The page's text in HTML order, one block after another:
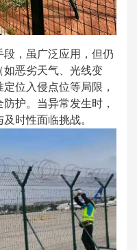
，虽广泛应用，但仍
如恶劣天气、光线变
位入侵点位等局限，
护。当异常发生时，
时性面临挑战。